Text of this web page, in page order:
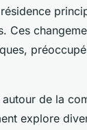
Ces
de la
explore